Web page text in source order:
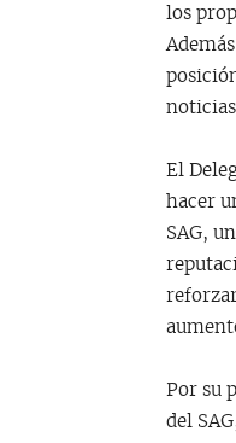
los
El
hacer
SAG,
Por su
del